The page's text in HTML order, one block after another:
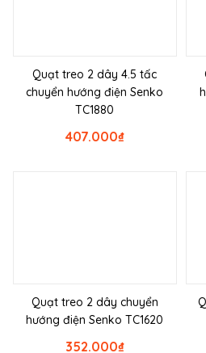
Quạt treo 2 dây 4.5 tấc
chuyển hướng điện Senko
TC1880
₫
407.000
Quạt treo 2 dây chuyển
hướng điện Senko TC1620
₫
352.000